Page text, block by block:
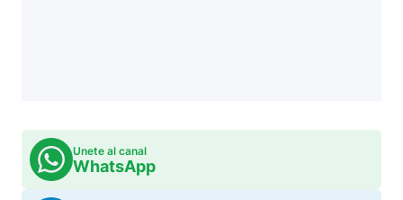
Unete al canal
WhatsApp